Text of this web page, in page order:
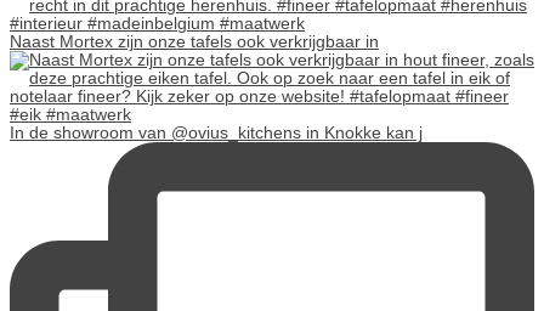
Naast Mortex zijn onze tafels ook verkrijgbaar in
In de showroom van @ovius_kitchens in Knokke kan j